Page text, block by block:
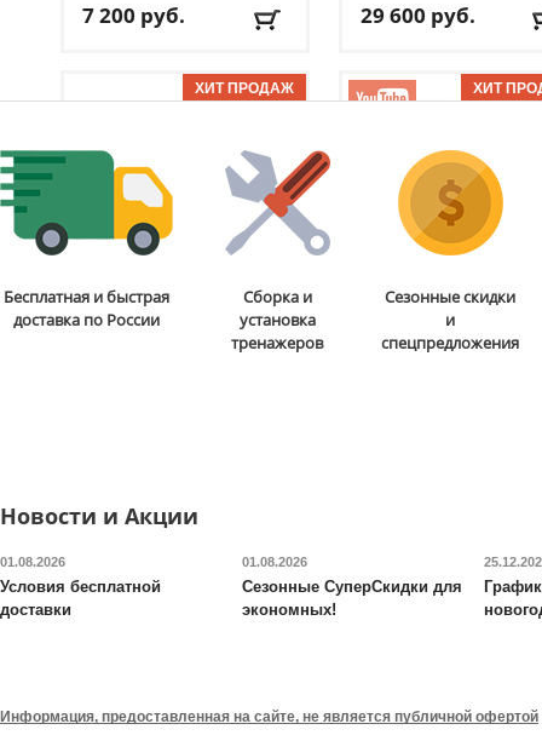
7 200 руб.
395 руб., 2-3
дня
29 600 руб.
Доставка:
2-3 дня
Электрореклайнер для
кабинета Falto
Lux Electro
(2 мотора, натуральная
Игровое
кресло Falto
GAME
Бесплатная и быстрая
доставка по России
Сборка и
установка
тренажеров
Сезонные скидки
и
спецпредложения
Новости и Акции
01.08.2026
Условия бесплатной
доставки
01.08.2026
Сезонные СуперСкидки для
экономных!
Информация, предоставленная на сайте, не является публичной офертой